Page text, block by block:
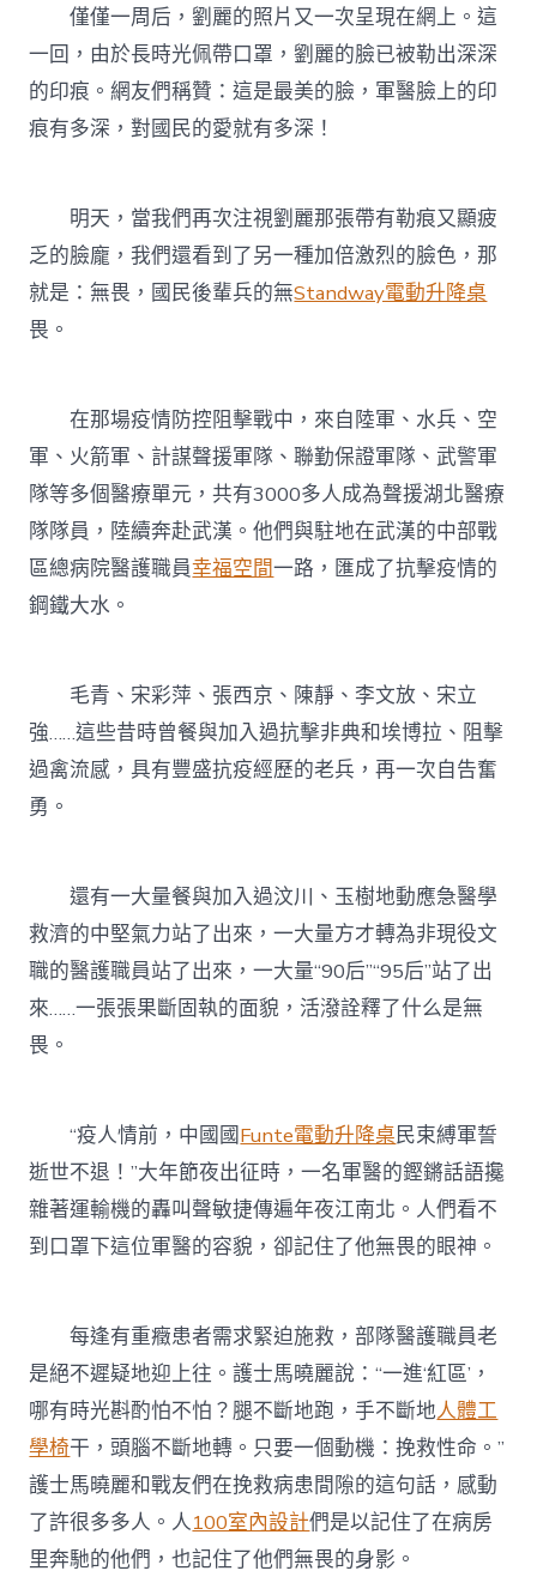
僅僅一周后，劉麗的照片又一次呈現在網上。這
一回，由於長時光佩帶口罩，劉麗的臉已被勒出深深
的印痕。網友們稱贊：這是最美的臉，軍醫臉上的印
痕有多深，對國民的愛就有多深！
明天，當我們再次注視劉麗那張帶有勒痕又顯疲
乏的臉龐，我們還看到了另一種加倍激烈的臉色，那
就是：無畏，國民後輩兵的無Standway電動升降桌
畏。
在那場疫情防控阻擊戰中，來自陸軍、水兵、空
軍、火箭軍、計謀聲援軍隊、聯勤保證軍隊、武警軍
隊等多個醫療單元，共有3000多人成為聲援湖北醫療
隊隊員，陸續奔赴武漢。他們與駐地在武漢的中部戰
區總病院醫護職員幸福空間一路，匯成了抗擊疫情的
鋼鐵大水。
毛青、宋彩萍、張西京、陳靜、李文放、宋立
強……這些昔時曾餐與加入過抗擊非典和埃博拉、阻擊
過禽流感，具有豐盛抗疫經歷的老兵，再一次自告奮
勇。
還有一大量餐與加入過汶川、玉樹地動應急醫學
救濟的中堅氣力站了出來，一大量方才轉為非現役文
職的醫護職員站了出來，一大量“90后”“95后”站了出
來……一張張果斷固執的面貌，活潑詮釋了什么是無
畏。
“疫人情前，中國國Funte電動升降桌民束縛軍誓
逝世不退！”大年節夜出征時，一名軍醫的鏗鏘話語攙
雜著運輸機的轟叫聲敏捷傳遍年夜江南北。人們看不
到口罩下這位軍醫的容貌，卻記住了他無畏的眼神。
每逢有重癥患者需求緊迫施救，部隊醫護職員老
是絕不遲疑地迎上往。護士馬曉麗說：“一進‘紅區’，
哪有時光斟酌怕不怕？腿不斷地跑，手不斷地人體工
學椅干，頭腦不斷地轉。只要一個動機：挽救性命。”
護士馬曉麗和戰友們在挽救病患間隙的這句話，感動
了許很多多人。人100室內設計們是以記住了在病房
里奔馳的他們，也記住了他們無畏的身影。